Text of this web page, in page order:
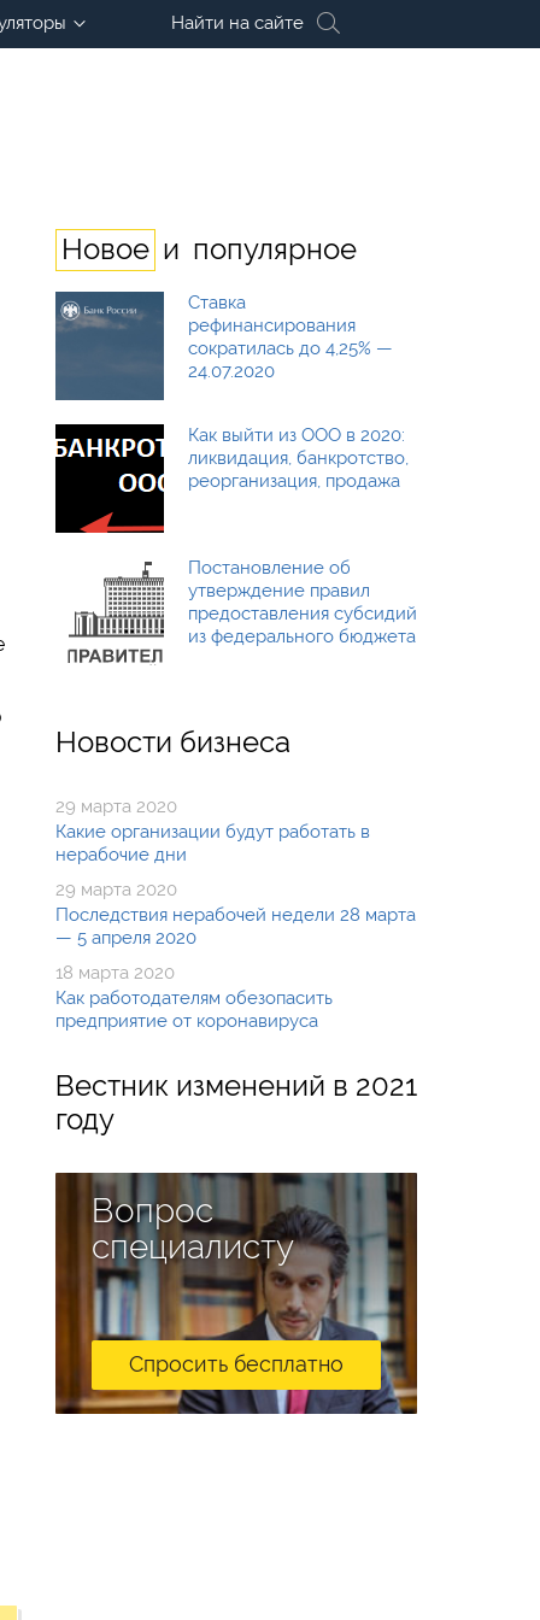
Найти на сайте
Новое и популярное
Ставка
рефинансирования
сократилась до 4,25% —
24.07.2020
Как выйти из ООО в 2020:
ликвидация, банкротство,
реорганизация, продажа
Постановление об
утверждение правил
предоставления субсидий
из федерального бюджета
Новости бизнеса
29 марта 2020
Какие организации будут работать в
нерабочие дни
29 марта 2020
Последствия нерабочей недели 28 марта
— 5 апреля 2020
18 марта 2020
Как работодателям обезопасить
предприятие от коронавируса
Вестник изменений в 2021
году
Вопрос
специалисту
Спросить бесплатно